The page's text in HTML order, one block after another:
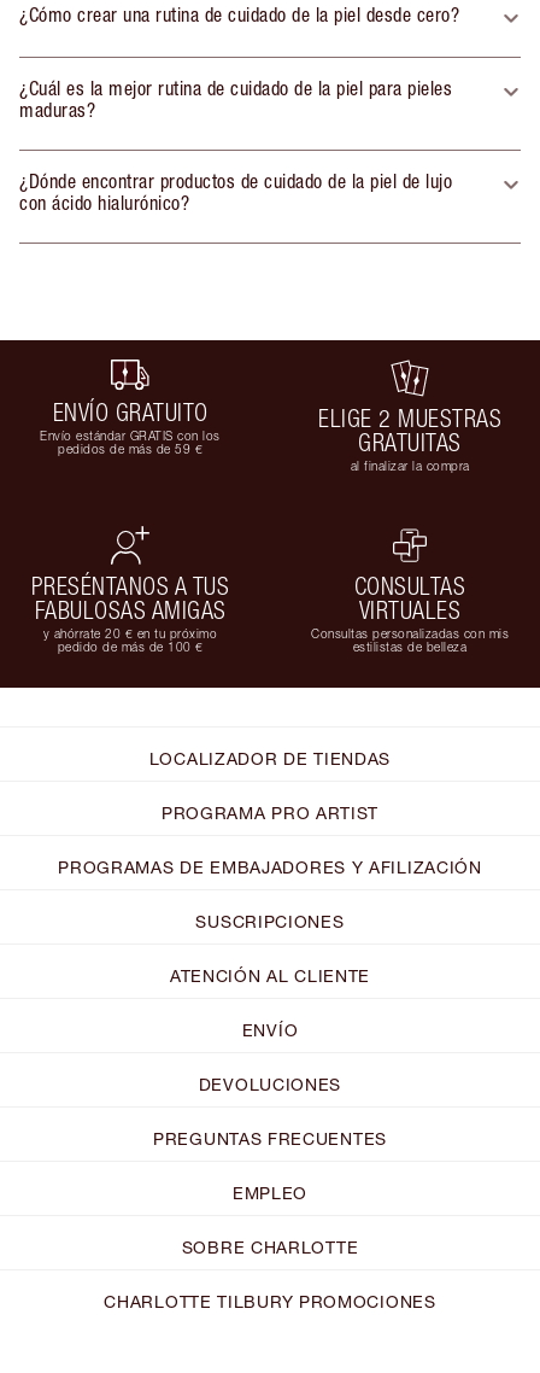
¿Cómo crear una rutina de cuidado de la piel desde cero?
¿Cuál es la mejor rutina de cuidado de la piel para pieles
maduras?
¿Dónde encontrar productos de cuidado de la piel de lujo
con ácido hialurónico?
ENVÍO GRATUITO
Envío estándar GRATIS con los
pedidos de más de 59 €
ELIGE 2 MUESTRAS
GRATUITAS
al finalizar la compra
PRESÉNTANOS A TUS
FABULOSAS AMIGAS
y ahórrate 20 € en tu próximo
pedido de más de 100 €
CONSULTAS
VIRTUALES
Consultas personalizadas con mis
estilistas de belleza
LOCALIZADOR DE TIENDAS
PROGRAMA PRO ARTIST
PROGRAMAS DE EMBAJADORES Y AFILIZACIÓN
SUSCRIPCIONES
ATENCIÓN AL CLIENTE
ENVÍO
DEVOLUCIONES
PREGUNTAS FRECUENTES
EMPLEO
SOBRE CHARLOTTE
CHARLOTTE TILBURY PROMOCIONES